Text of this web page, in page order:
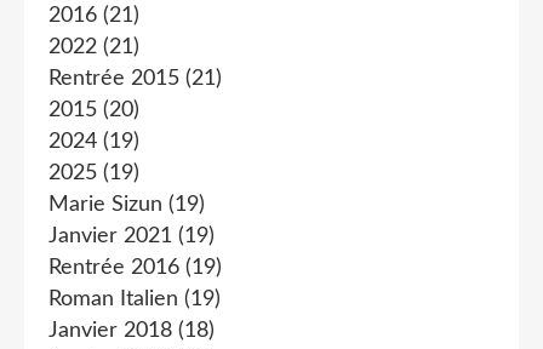
2016 (21)
2022 (21)
Rentrée 2015 (21)
2015 (20)
2024 (19)
2025 (19)
Marie Sizun (19)
Janvier 2021 (19)
Rentrée 2016 (19)
Roman Italien (19)
Janvier 2018 (18)